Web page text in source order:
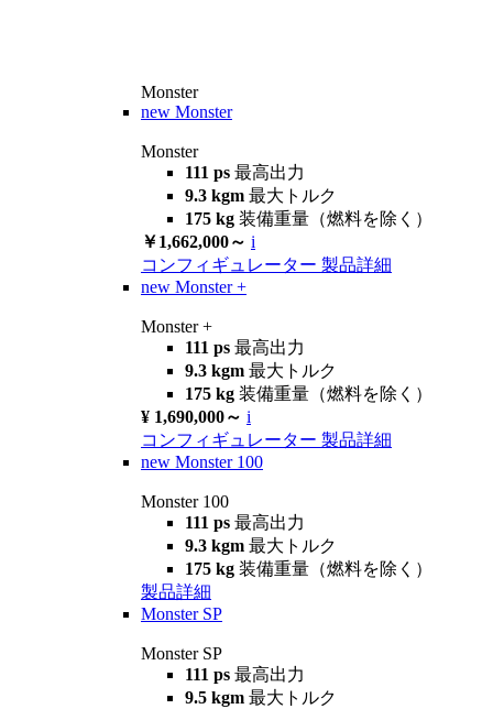
Monster
new Monster
Monster
111 ps 最高出力
9.3 kgm 最大トルク
175 kg 装備重量（燃料を除く）
￥1,662,000～ i
コンフィギュレーター 製品詳細
new Monster +
Monster +
111 ps 最高出力
9.3 kgm 最大トルク
175 kg 装備重量（燃料を除く）
¥ 1,690,000～ i
コンフィギュレーター 製品詳細
new Monster 100
Monster 100
111 ps 最高出力
9.3 kgm 最大トルク
175 kg 装備重量（燃料を除く）
製品詳細
Monster SP
Monster SP
111 ps 最高出力
9.5 kgm 最大トルク